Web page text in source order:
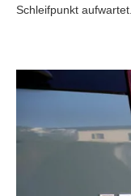
Schleifpunkt aufwartet.